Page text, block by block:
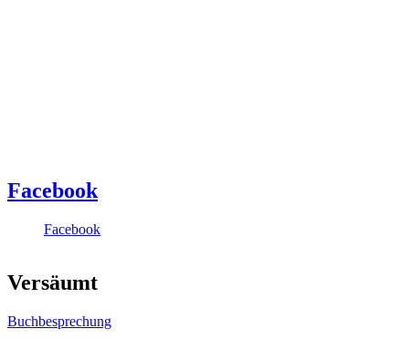
Facebook
Facebook
Versäumt
Buchbesprechung